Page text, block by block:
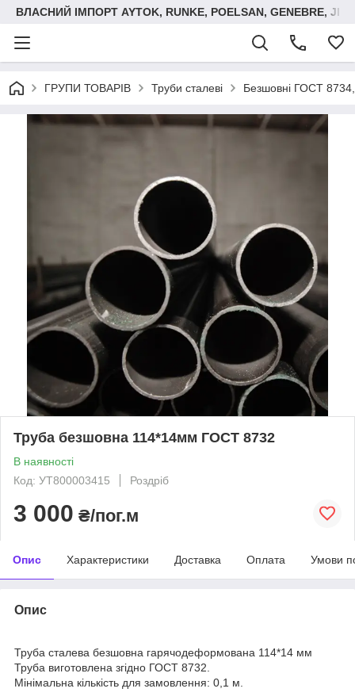
ВЛАСНИЙ ІМПОРТ AYTOK, RUNKE, POELSAN, GENEBRE,
ГРУПИ ТОВАРІВ Труби сталеві Безшовні ГОСТ
Труба безшовна 114*14мм ГОСТ 8732
В наявності
Код: УТ800003415
Роздріб
3 000 ₴/пог.м
Опис Характеристики Доставка Оплата Умови
Опис
Труба сталева безшовна гарячодеформована 114*14 мм
Труба виготовлена згідно ГОСТ 8732.
Мінімальна кількість для замовлення: 0,1 м.